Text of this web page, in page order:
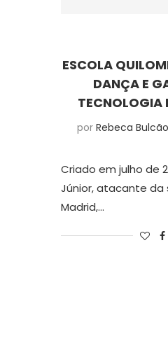
ESCOLA
DANÇA E
TECNOLOGIA
porRebeca Bulcão
Criado em julho de
Júnior, atacante da
Madrid,…